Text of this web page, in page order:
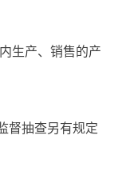
生产、销售的产
督抽查另有规定